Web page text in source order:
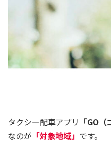
タクシー配車アプリ 「GO（
なのが 「対象地域」 です。